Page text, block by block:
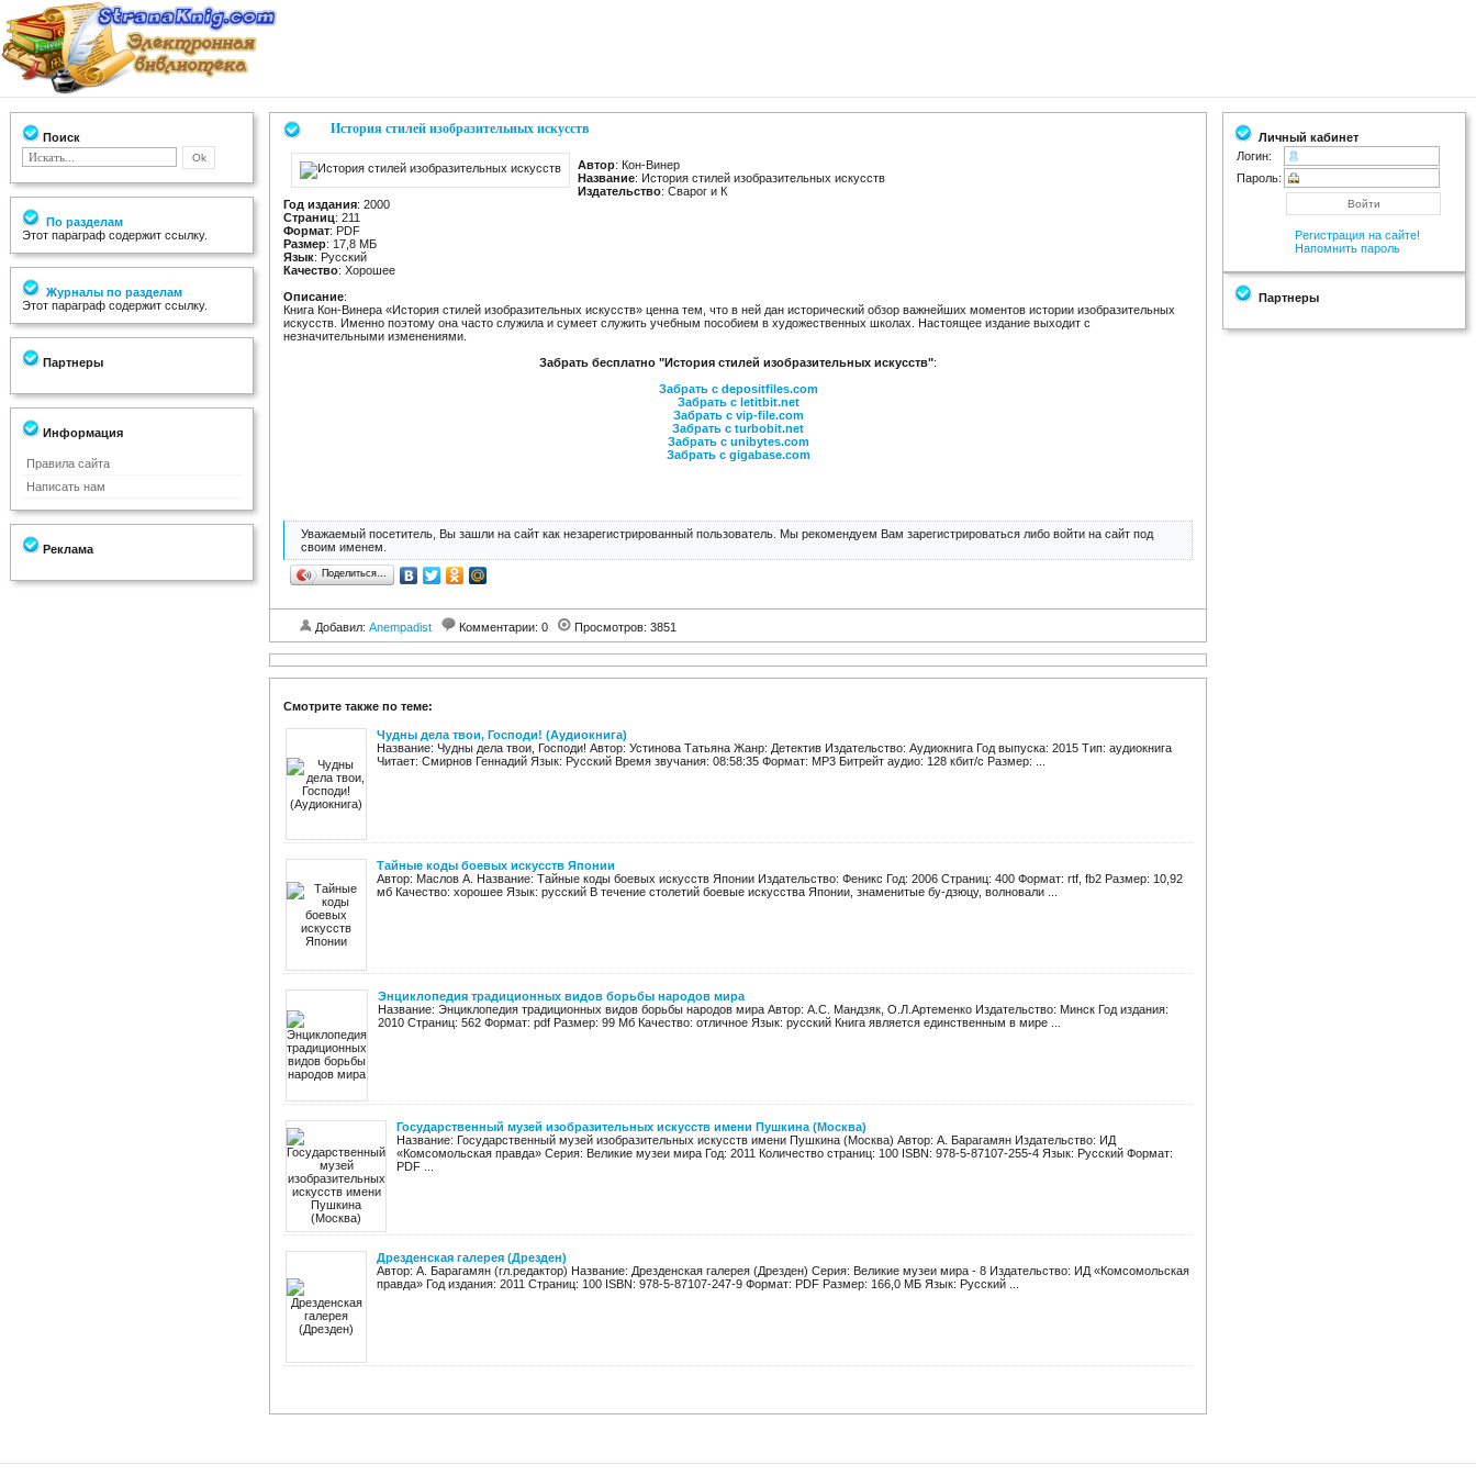
Поиск
По разделам
Этот параграф содержит ссылку.
Журналы по разделам
Этот параграф содержит ссылку.
Партнеры
Информация
Правила сайта
Написать нам
Реклама
История стилей изобразительных искусств
Автор: Кон-Винер
Название: История стилей изобразительных искусств
Издательство: Сварог и К
Год издания: 2000
Страниц: 211
Формат: PDF
Размер: 17,8 МБ
Язык: Русский
Качество: Хорошее
Описание:
Книга Кон-Винера «История стилей изобразительных искусств» ценна тем, что в ней дан исторический обзор важнейших моментов истории изобразительных
искусств. Именно поэтому она часто служила и сумеет служить учебным пособием в художественных школах. Настоящее издание выходит с
незначительными изменениями.
Забрать бесплатно "История стилей изобразительных искусств":
Забрать с depositfiles.com
Забрать с letitbit.net
Забрать с vip-file.com
Забрать с turbobit.net
Забрать с unibytes.com
Забрать с gigabase.com
Уважаемый посетитель, Вы зашли на сайт как незарегистрированный пользователь. Мы рекомендуем Вам зарегистрироваться либо войти на сайт под
своим именем.
Поделиться…
Добавил: Anempadist Комментарии: 0 Просмотров: 3851
Смотрите также по теме:
Чудны дела твои, Господи! (Аудиокнига)
Название: Чудны дела твои, Господи! Автор: Устинова Татьяна Жанр: Детектив Издательство: Аудиокнига Год выпуска: 2015 Тип: аудиокнига
Читает: Смирнов Геннадий Язык: Русский Время звучания: 08:58:35 Формат: MP3 Битрейт аудио: 128 кбит/c Размер: ...
Тайные коды боевых искусств Японии
Автор: Маслов А. Название: Тайные коды боевых искусств Японии Издательство: Феникс Год: 2006 Страниц: 400 Формат: rtf, fb2 Размер: 10,92
мб Качество: хорошее Язык: русский В течение столетий боевые искусства Японии, знаменитые бу-дзюцу, волновали ...
Энциклопедия традиционных видов борьбы народов мира
Название: Энциклопедия традиционных видов борьбы народов мира Автор: А.С. Мандзяк, О.Л.Артеменко Издательство: Минск Год издания:
2010 Страниц: 562 Формат: pdf Размер: 99 Мб Качество: отличное Язык: русский Книга является единственным в мире ...
Государственный музей изобразительных искусств имени Пушкина (Москва)
Название: Государственный музей изобразительных искусств имени Пушкина (Москва) Автор: А. Барагамян Издательство: ИД
«Комсомольская правда» Серия: Великие музеи мира Год: 2011 Количество страниц: 100 ISBN: 978-5-87107-255-4 Язык: Русский Формат:
PDF ...
Дрезденская галерея (Дрезден)
Автор: А. Барагамян (гл.редактор) Название: Дрезденская галерея (Дрезден) Серия: Великие музеи мира - 8 Издательство: ИД «Комсомольская
правда» Год издания: 2011 Страниц: 100 ISBN: 978-5-87107-247-9 Формат: PDF Размер: 166,0 МБ Язык: Русский ...
Личный кабинет
Логин:
Пароль:
Регистрация на сайте!
Напомнить пароль
Партнеры